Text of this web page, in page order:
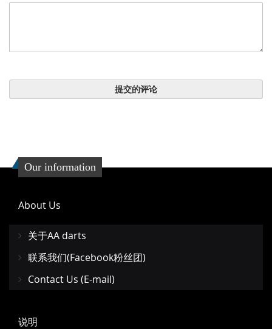
提交的评论
Our information
About Us
关于AA darts
联系我们(Facebook粉丝团)
Contact Us (E-mail)
说明